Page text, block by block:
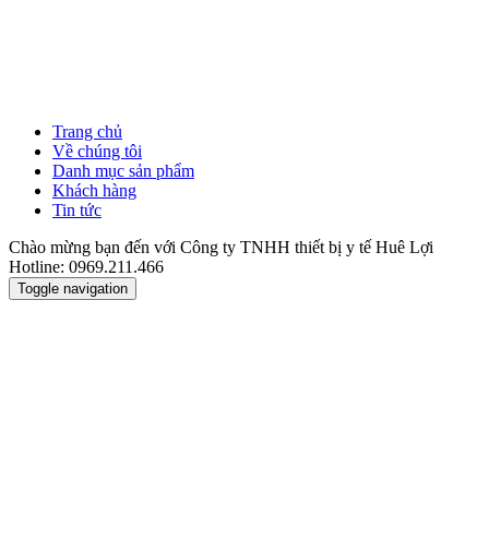
Trang chủ
Về chúng tôi
Danh mục sản phẩm
Khách hàng
Tin tức
Chào mừng bạn đến với Công ty TNHH thiết bị y tế Huê Lợi
Hotline: 0969.211.466
Toggle navigation